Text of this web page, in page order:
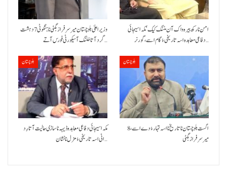
وزیراعلیٰ بلوچستان میر سرفراز بگٹی نا ہنگو ٹی 7 دہشت
گرد آتا خلنگ آ سیکورٹی فورس آتے…
امن نا رکھ بیرہ واک آن مننگ کیک‘ مکہ اسیجائی
دفاعی معاہدہ اسہ تاریخی ءُ گام اسے،گورنر…
بلوچستان
مکہ اسیجائی دفاعی معاہدہ ڈیہہ نا ساڑی حالیت آتا رِد
اٹی اسہ تاریخی ءُ مزل نا نشان…
بلوچستان
8 اگست بلوچستان نا تاریخ نا اسہ تہار ءُ دے اسے،
میرسرفراز بگٹی